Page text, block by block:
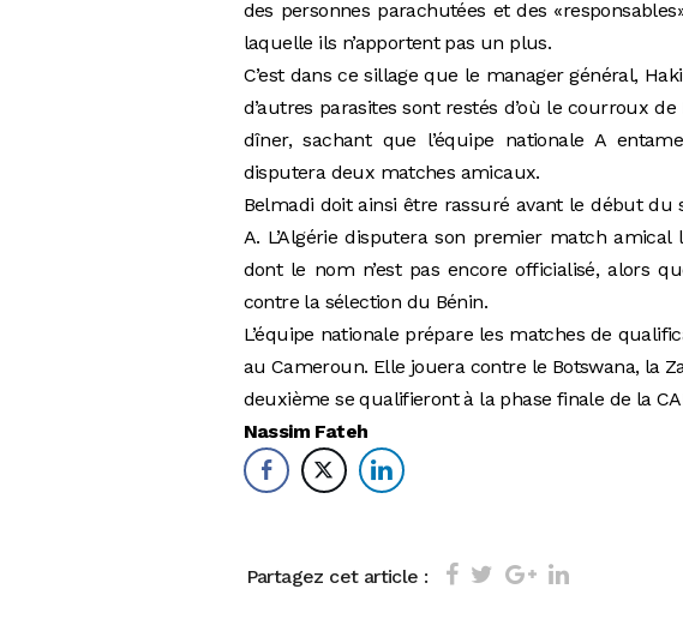
des personnes parachutées et des
laquelle ils n’apportent pas un plus.
C’est dans ce sillage que le manager général,
d’autres parasites sont restés d’où le courroux
dîner, sachant que l’équipe nationale A
disputera deux matches amicaux.
Belmadi doit ainsi être rassuré avant le début du
A. L’Algérie disputera son premier match
dont le nom n’est pas encore officialisé, alors
contre la sélection du Bénin.
L’équipe nationale prépare les matches de
au Cameroun. Elle jouera contre le Botswana, la
deuxième se qualifieront à la phase finale de la
Nassim Fateh
Partagez cet article :